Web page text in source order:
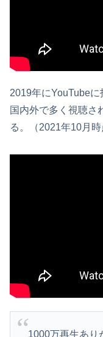
2019年にYouTubeに
国内外で多く視聴さ
る。（2021年10月時
1000万再生あり